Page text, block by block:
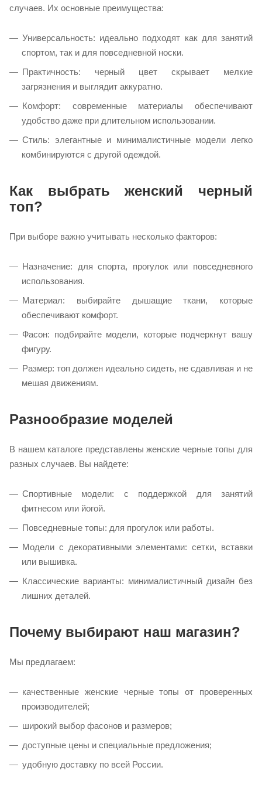
случаев. Их основные преимущества:
Универсальность: идеально подходят как для занятий
спортом, так и для повседневной носки.
Практичность: черный цвет скрывает мелкие
загрязнения и выглядит аккуратно.
Комфорт: современные материалы обеспечивают
удобство даже при длительном использовании.
Стиль: элегантные и минималистичные модели легко
комбинируются с другой одеждой.
Как выбрать женский черный
топ?
При выборе важно учитывать несколько факторов:
Назначение: для спорта, прогулок или повседневного
использования.
Материал: выбирайте дышащие ткани, которые
обеспечивают комфорт.
Фасон: подбирайте модели, которые подчеркнут вашу
фигуру.
Размер: топ должен идеально сидеть, не сдавливая и не
мешая движениям.
Разнообразие моделей
В нашем каталоге представлены женские черные топы для
разных случаев. Вы найдете:
Спортивные модели: с поддержкой для занятий
фитнесом или йогой.
Повседневные топы: для прогулок или работы.
Модели с декоративными элементами: сетки, вставки
или вышивка.
Классические варианты: минималистичный дизайн без
лишних деталей.
Почему выбирают наш магазин?
Мы предлагаем:
качественные женские черные топы от проверенных
производителей;
широкий выбор фасонов и размеров;
доступные цены и специальные предложения;
удобную доставку по всей России.